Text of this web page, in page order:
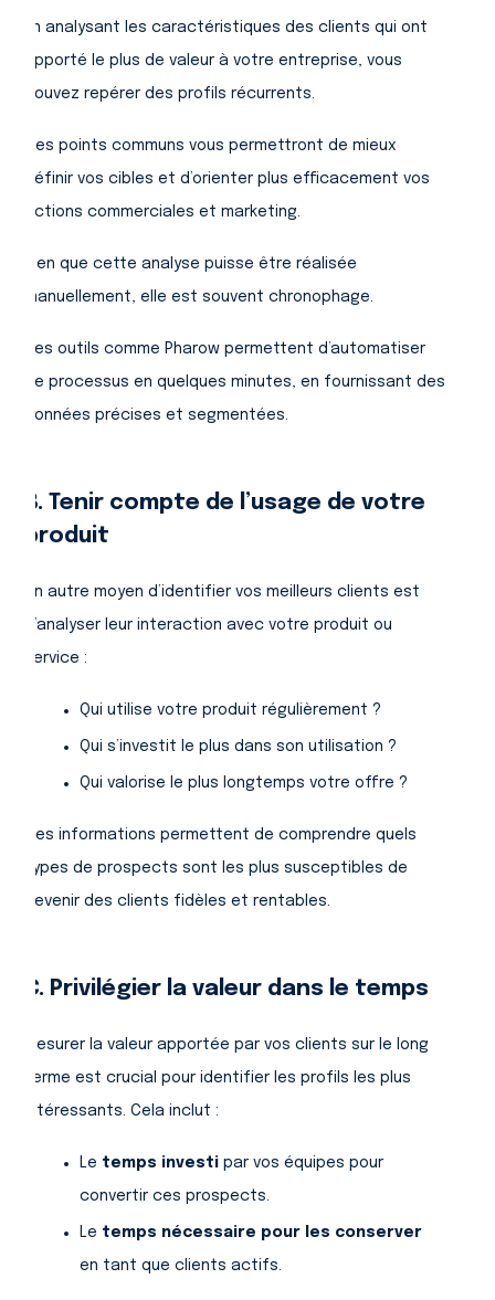
En analysant les caractéristiques des clients qui ont
apporté le plus de valeur à votre entreprise, vous
pouvez repérer des profils récurrents.
Ces points communs vous permettront de mieux
définir vos cibles et d’orienter plus efficacement vos
actions commerciales et marketing.
Bien que cette analyse puisse être réalisée
manuellement, elle est souvent chronophage.
Des outils comme Pharow permettent d’automatiser
ce processus en quelques minutes, en fournissant des
données précises et segmentées.
B. Tenir compte de l’usage de votre
produit
Un autre moyen d’identifier vos meilleurs clients est
d’analyser leur interaction avec votre produit ou
service :
Qui utilise votre produit régulièrement ?
Qui s’investit le plus dans son utilisation ?
Qui valorise le plus longtemps votre offre ?
Ces informations permettent de comprendre quels
types de prospects sont les plus susceptibles de
devenir des clients fidèles et rentables.
C. Privilégier la valeur dans le temps
Mesurer la valeur apportée par vos clients sur le long
terme est crucial pour identifier les profils les plus
intéressants. Cela inclut :
Le temps investi par vos équipes pour
convertir ces prospects.
Le temps nécessaire pour les conserver
en tant que clients actifs.